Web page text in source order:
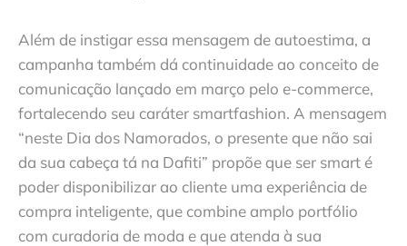
Além de instigar essa mensagem de autoestima, a
campanha também dá continuidade ao conceito de
comunicação lançado em março pelo e-commerce,
fortalecendo seu caráter smartfashion. A mensagem
“neste Dia dos Namorados, o presente que não sai
da sua cabeça tá na Dafiti” propõe que ser smart é
poder disponibilizar ao cliente uma experiência de
compra inteligente, que combine amplo portfólio
com curadoria de moda e que atenda à sua